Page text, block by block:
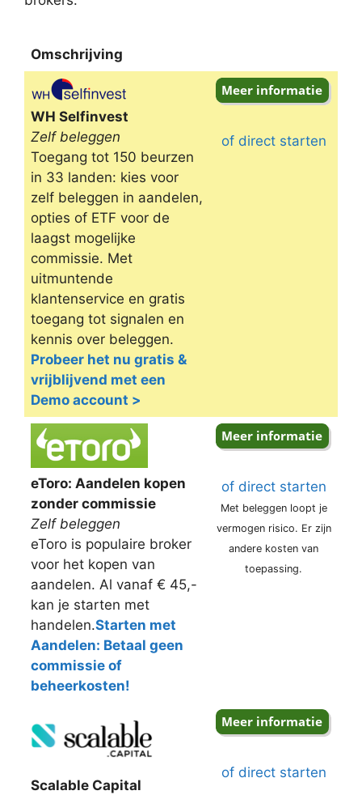
Omschrijving
Omschrijving
WH Selfinvest
Zelf beleggen
Toegang tot 150 beurzen
in 33 landen: kies voor
zelf beleggen in aandelen,
opties of ETF voor de
laagst mogelijke
commissie. Met
uitmuntende
klantenservice en gratis
toegang tot signalen en
kennis over beleggen.
Probeer het nu gratis &
vrijblijvend met een
Demo account >
of direct starten
eToro: Aandelen kopen
zonder commissie
Zelf beleggen
eToro is populaire broker
voor het kopen van
aandelen. Al vanaf € 45,-
kan je starten met
handelen.Starten met
Aandelen: Betaal geen
commissie of
beheerkosten!
of direct starten
Met beleggen loopt je
vermogen risico. Er zijn
andere kosten van
toepassing.
Scalable Capital
of direct starten